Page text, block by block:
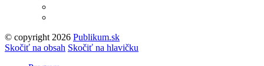
© copyright 2026 Publikum.sk
Tvorba stránok: Enjoy
Skočiť na obsah Skočiť na hlavičku